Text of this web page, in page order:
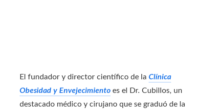
El fundador y director científico de la Clínica
Obesidad y Envejecimiento es el Dr. Cubillos, un
destacado médico y cirujano que se graduó de la